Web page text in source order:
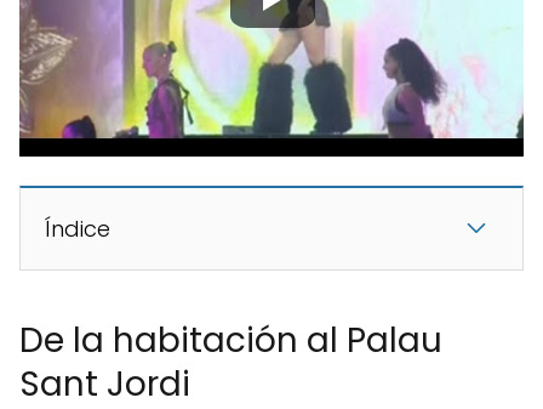
Índice
De la habitación al Palau
Sant Jordi